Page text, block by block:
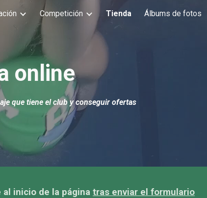
Skip to navigation
Competición Tienda Álbums de fotos
online
que tiene el club y conseguir ofertas
inicio de la página tras enviar el formulario